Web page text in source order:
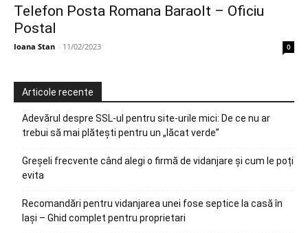
Telefon Posta Romana Baraolt – Oficiu
Postal
Ioana Stan - 11/02/2023 0
Articole recente
Adevărul despre SSL-ul pentru site-urile mici: De ce nu ar
trebui să mai plătești pentru un „lăcat verde”
Greșeli frecvente când alegi o firmă de vidanjare și cum le poți
evita
Recomandări pentru vidanjarea unei fose septice la casă în
Iași – Ghid complet pentru proprietari